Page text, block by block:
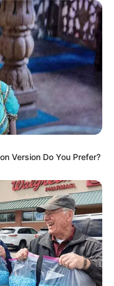
Version Do You Prefer?